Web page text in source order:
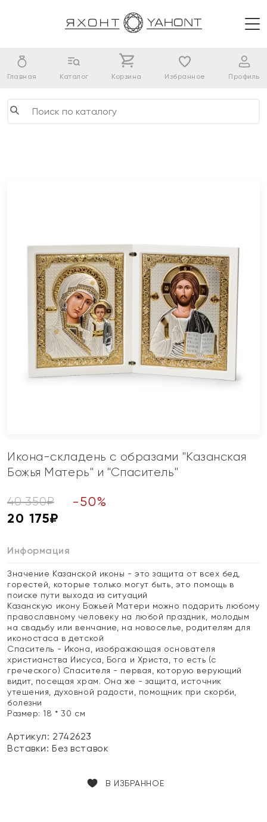
Главная Каталог Корзина Избранное Профиль
Икона-складень с образами "Казанская
Божья Матерь" и "Спаситель"
40 350₽ -50%
20 175₽
Информация
Значение Казанской иконы - это защита от всех бед,
горестей, которые только могут быть, это помощь в
поиске пути выхода из ситуаций
Казанскую икону Божьей Матери можно подарить любому
православному человеку на любой праздник, молодым
на свадьбу или венчание, на новоселье, родителям для
иконостаса в детской
Спаситель - Икона, изображающая основателя
христианства Иисуса, Бога и Христа, то есть (с
греческого) Спасителя - первая, которую верующий
видит, посещая храм. Она же - защита, источник
утешения, духовной радости, помощник при скорби,
болезни
Размер: 18 * 30 см
Артикул: 2742623
Вставки:Без вставок
В ИЗБРАННОЕ